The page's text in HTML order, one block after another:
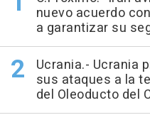
nuevo acuerdo
a garantizar su
Ucrania.- Ucrania
sus ataques a la
del Oleoducto del